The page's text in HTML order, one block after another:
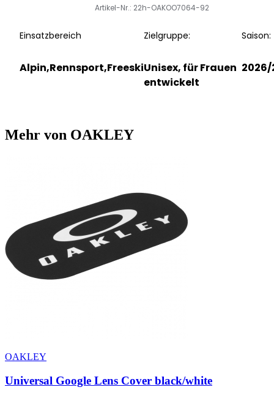
Artikel-Nr.: 22h-OAKOO7064-92
Einsatzbereich
Alpin,Rennsport,Freeski
Zielgruppe:
Unisex, für Frauen
entwickelt
Saison:
2026/
Mehr von OAKLEY
OAKLEY
Universal Google Lens Cover black/white